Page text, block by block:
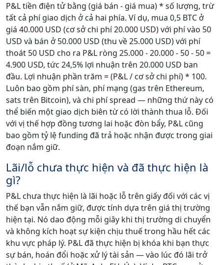
P&L tiền điện tử bằng (giá bán - giá mua) * số lượng, trừ
tất cả phí giao dịch ở cả hai phía. Ví dụ, mua 0,5 BTC ở
giá 40.000 USD (cơ sở chi phí 20.000 USD) với phí vào 50
USD và bán ở 50.000 USD (thu về 25.000 USD) với phí
thoát 50 USD cho ra P&L ròng 25.000 - 20.000 - 50 - 50 =
4.900 USD, tức 24,5% lợi nhuận trên 20.000 USD ban
đầu. Lợi nhuận phần trăm = (P&L / cơ sở chi phí) * 100.
Luôn bao gồm phí sàn, phí mạng (gas trên Ethereum,
sats trên Bitcoin), và chi phí spread — những thứ này có
thể biến một giao dịch biên từ có lời thành thua lỗ. Đối
với vị thế hợp đồng tương lai hoặc đòn bẩy, P&L cũng
bao gồm tỷ lệ funding đã trả hoặc nhận được trong giai
đoạn nắm giữ.
Lãi/lỗ chưa thực hiện và đã thực hiện là
gì?
P&L chưa thực hiện là lãi hoặc lỗ trên giấy đối với các vị
thế bạn vẫn nắm giữ, được tính dựa trên giá thị trường
hiện tại. Nó dao động mỗi giây khi thị trường di chuyển
và không kích hoạt sự kiện chịu thuế trong hầu hết các
khu vực pháp lý. P&L đã thực hiện bị khóa khi bạn thực
sự bán, hoán đổi hoặc xử lý tài sản — vào lúc đó lãi trở